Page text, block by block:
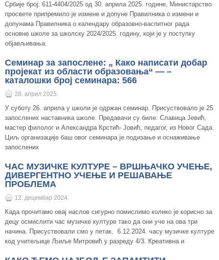
Србије број: 611-4404/2025 од 30. априла 2025. године, Министарство
просвете припремило је измене и допуне Правилника о измени и
допунама Правилника о календару образовно-васпитног рада
основне школе за школску 2024/2025. годину, који је у поступку
објављивања.
Семинар за запослене: „ Како написати добар
пројекат из области образовања“ — –
каталошки број семинара: 566
28. април 2025.
У суботу 26. априла у школи је одржан семинар. Присуствовало је 25
запослених наставника школе. Предавачи су биле: Славица Јевић,
мастер филолог и Александра Крстић- Јовић, педагог, из Новог Сада.
Циљ организације баш овог семинара је подизање и оснаживање
запослених
ЧАС МУЗИЧКЕ КУЛТУРЕ – ВРШЊАЧКО УЧЕЊЕ,
ДИВЕРГЕНТНО УЧЕЊЕ И РЕШАВАЊЕ
ПРОБЛЕМА
12. децембар 2024.
Када прочитамо овај наслов сигурно помислимо колико је корисно за
децу осмислити час музичке културе тако да они уче на ова три
начина. Присуствовали смо у петак, 6.12.2024. часу музичке културе
код учитељице Љиље Митровић у разреду 4/3. Креативна и